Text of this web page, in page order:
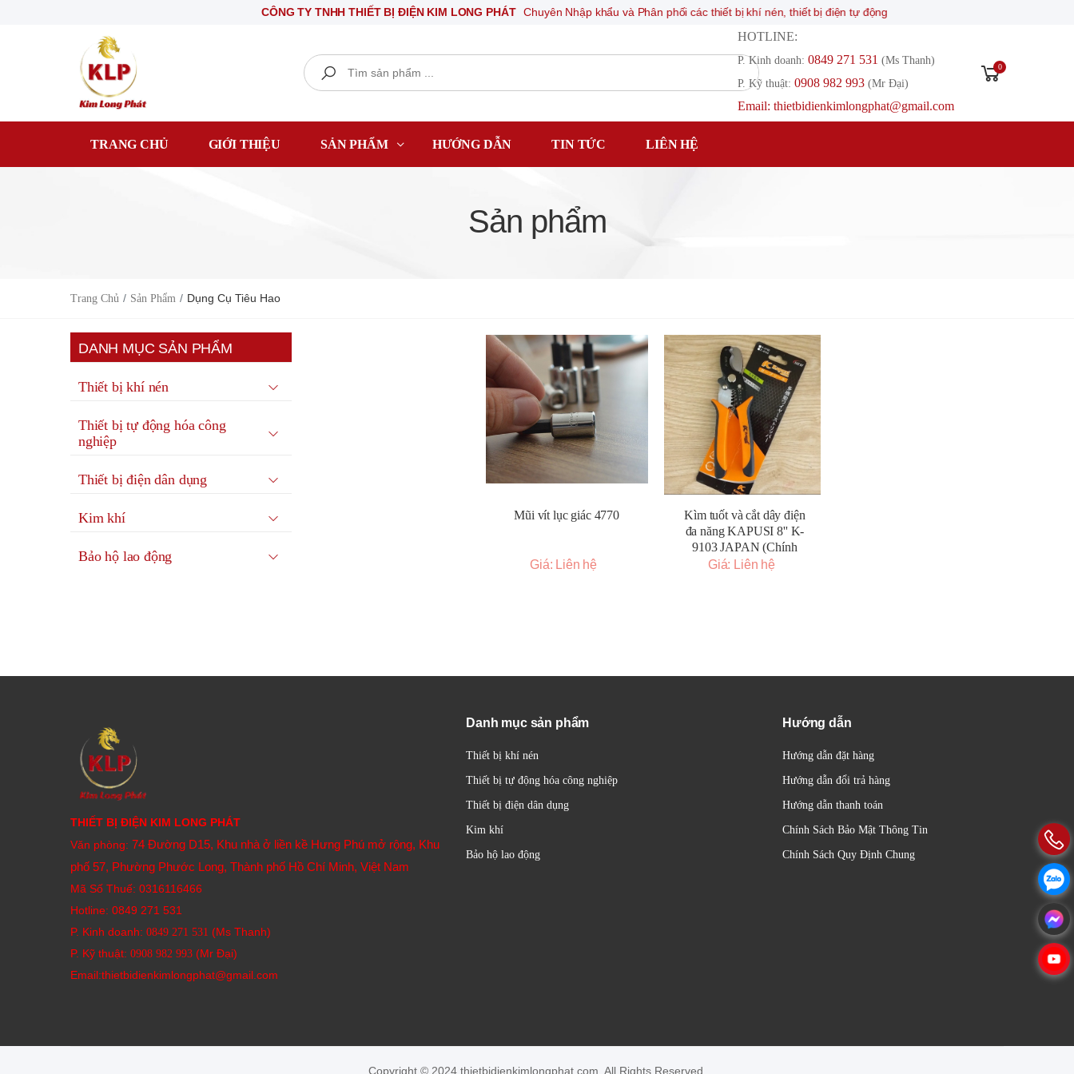
CÔNG TY TNHH THIẾT BỊ ĐIỆN KIM LONG PHÁT Chuyên Nhập khẩu và Phân phối các thiết bị khí nén, thiết bị điện tự động
Search
HOTLINE:
P. Kinh doanh: 0849 271 531 (Ms Thanh)
P. Kỹ thuật: 0908 982 993​ (Mr Đại)
Email: thietbidienkimlongphat@gmail.com
0
TRANG CHỦ GIỚI THIỆU SẢN PHẨM HƯỚNG DẪN TIN TỨC LIÊN HỆ
Sản phẩm
Trang Chủ Sản Phẩm Dụng Cụ Tiêu Hao
Mũi vít lục giác 4770
Giá: Liên hệ
Kìm tuốt và cắt dây điện
đa năng KAPUSI 8'' K-
9103 JAPAN (Chính
Hãng)
Giá: Liên hệ
DANH MỤC SẢN PHẨM
Thiết bị khí nén
Thiết bị tự động hóa công
nghiệp
Thiết bị điện dân dụng
Kim khí
Bảo hộ lao động
THIẾT BỊ ĐIỆN KIM LONG PHÁT
Văn phòng: 74 Đường D15, Khu nhà ở liền kề Hưng Phú mở rộng, Khu
phố 57, Phường Phước Long, Thành phố Hồ Chí Minh, Việt Nam
Mã Số Thuế: 0316116466
Hotline: 0849 271 531
P. Kinh doanh: 0849 271 531 (Ms Thanh)
P. Kỹ thuật: 0908 982 993​ (Mr Đại)
Email:thietbidienkimlongphat@gmail.com
Danh mục sản phẩm
Thiết bị khí nén
Thiết bị tự động hóa công nghiệp
Thiết bị điện dân dụng
Kim khí
Bảo hộ lao động
Hướng dẫn
Hướng dẫn đặt hàng
Hướng dẫn đổi trả hàng
Hướng dẫn thanh toán
Chính Sách Bảo Mật Thông Tin
Chính Sách Quy Định Chung
Copyright © 2024 thietbidienkimlongphat.com. All Rights Reserved.